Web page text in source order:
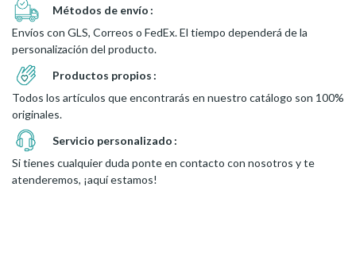
Métodos de envío
Envíos con GLS, Correos o FedEx. El tiempo dependerá de la
personalización del producto.
Productos propios
Todos los artículos que encontrarás en nuestro catálogo son 100%
originales.
Servicio personalizado
Si tienes cualquier duda ponte en contacto con nosotros y te
atenderemos, ¡aquí estamos!